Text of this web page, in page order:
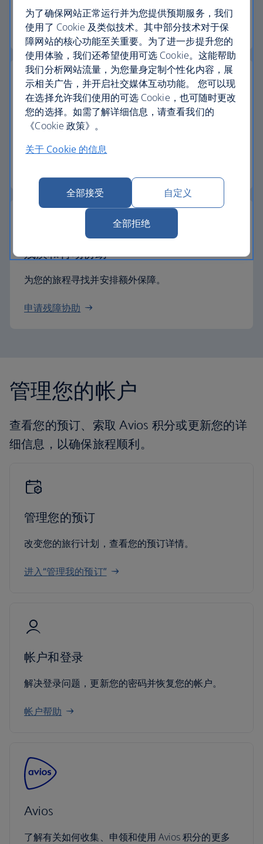
了解有关代金券的更多信息
护照、签证和入境要求
残疾和行动协助
为您的旅程寻找并安排额外保障。
申请残障协助
管理您的帐户
查看您的预订、索取 Avios 积分或更新您的详
细信息，以确保旅程顺利。
管理您的预订
改变您的旅行计划，查看您的预订详情。
进入“管理我的预订”
帐户和登录
解决登录问题，更新您的密码并恢复您的帐户。
帐户帮助
Avios
了解有关如何收集、申领和使用 Avios 积分的更多
为了确保网站正常运行并为您提供预期服务，我们
使用了 Cookie 及类似技术。其中部分技术对于保
障网站的核心功能至关重要。为了进一步提升您的
使用体验，我们还希望使用可选 Cookie。这能帮助
我们分析网站流量，为您量身定制个性化内容，展
示相关广告，并开启社交媒体互动功能。 您可以现
在选择允许我们使用的可选 Cookie，也可随时更改
您的选择。如需了解详细信息，请查看我们的
《Cookie 政策》。
关于 Cookie 的信息
全部接受 自定义
全部拒绝